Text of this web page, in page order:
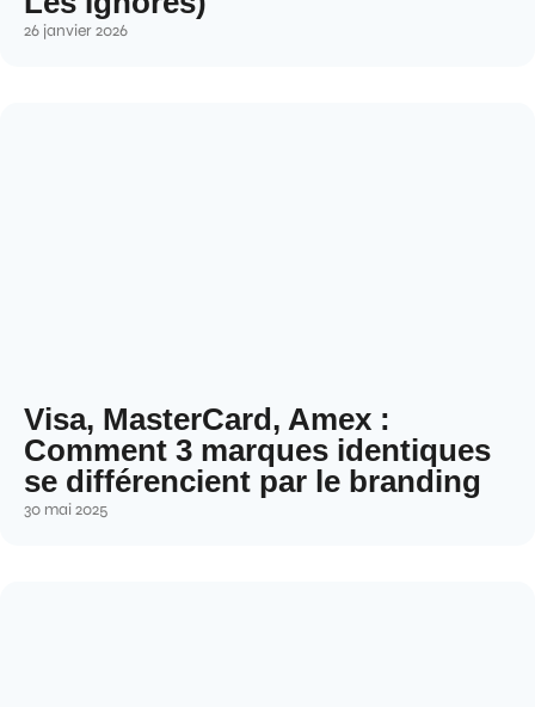
26 janvier 2026
Visa, MasterCard, Amex :
Comment 3 marques identiques
se différencient par le branding
30 mai 2025